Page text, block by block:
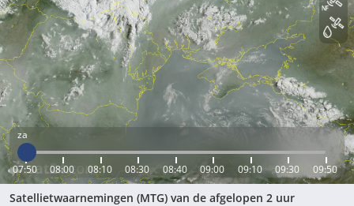
za
07:50 08:00 08:10 08:30 08:40 09:00 09:10 09:30 09:50
Satellietwaarnemingen (MTG) van de afgelopen 2 uur